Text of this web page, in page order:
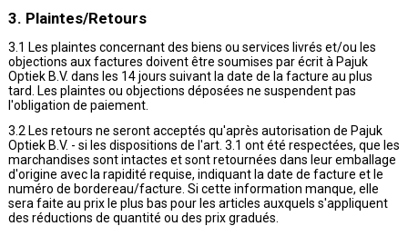
3. Plaintes/Retours
3.1 Les plaintes concernant des biens ou services livrés et/ou les
objections aux factures doivent être soumises par écrit à Pajuk
Optiek B.V. dans les 14 jours suivant la date de la facture au plus
tard. Les plaintes ou objections déposées ne suspendent pas
l'obligation de paiement.
3.2 Les retours ne seront acceptés qu'après autorisation de Pajuk
Optiek B.V. - si les dispositions de l'art. 3.1 ont été respectées, que les
marchandises sont intactes et sont retournées dans leur emballage
d'origine avec la rapidité requise, indiquant la date de facture et le
numéro de bordereau/facture. Si cette information manque, elle
sera faite au prix le plus bas pour les articles auxquels s'appliquent
des réductions de quantité ou des prix gradués.